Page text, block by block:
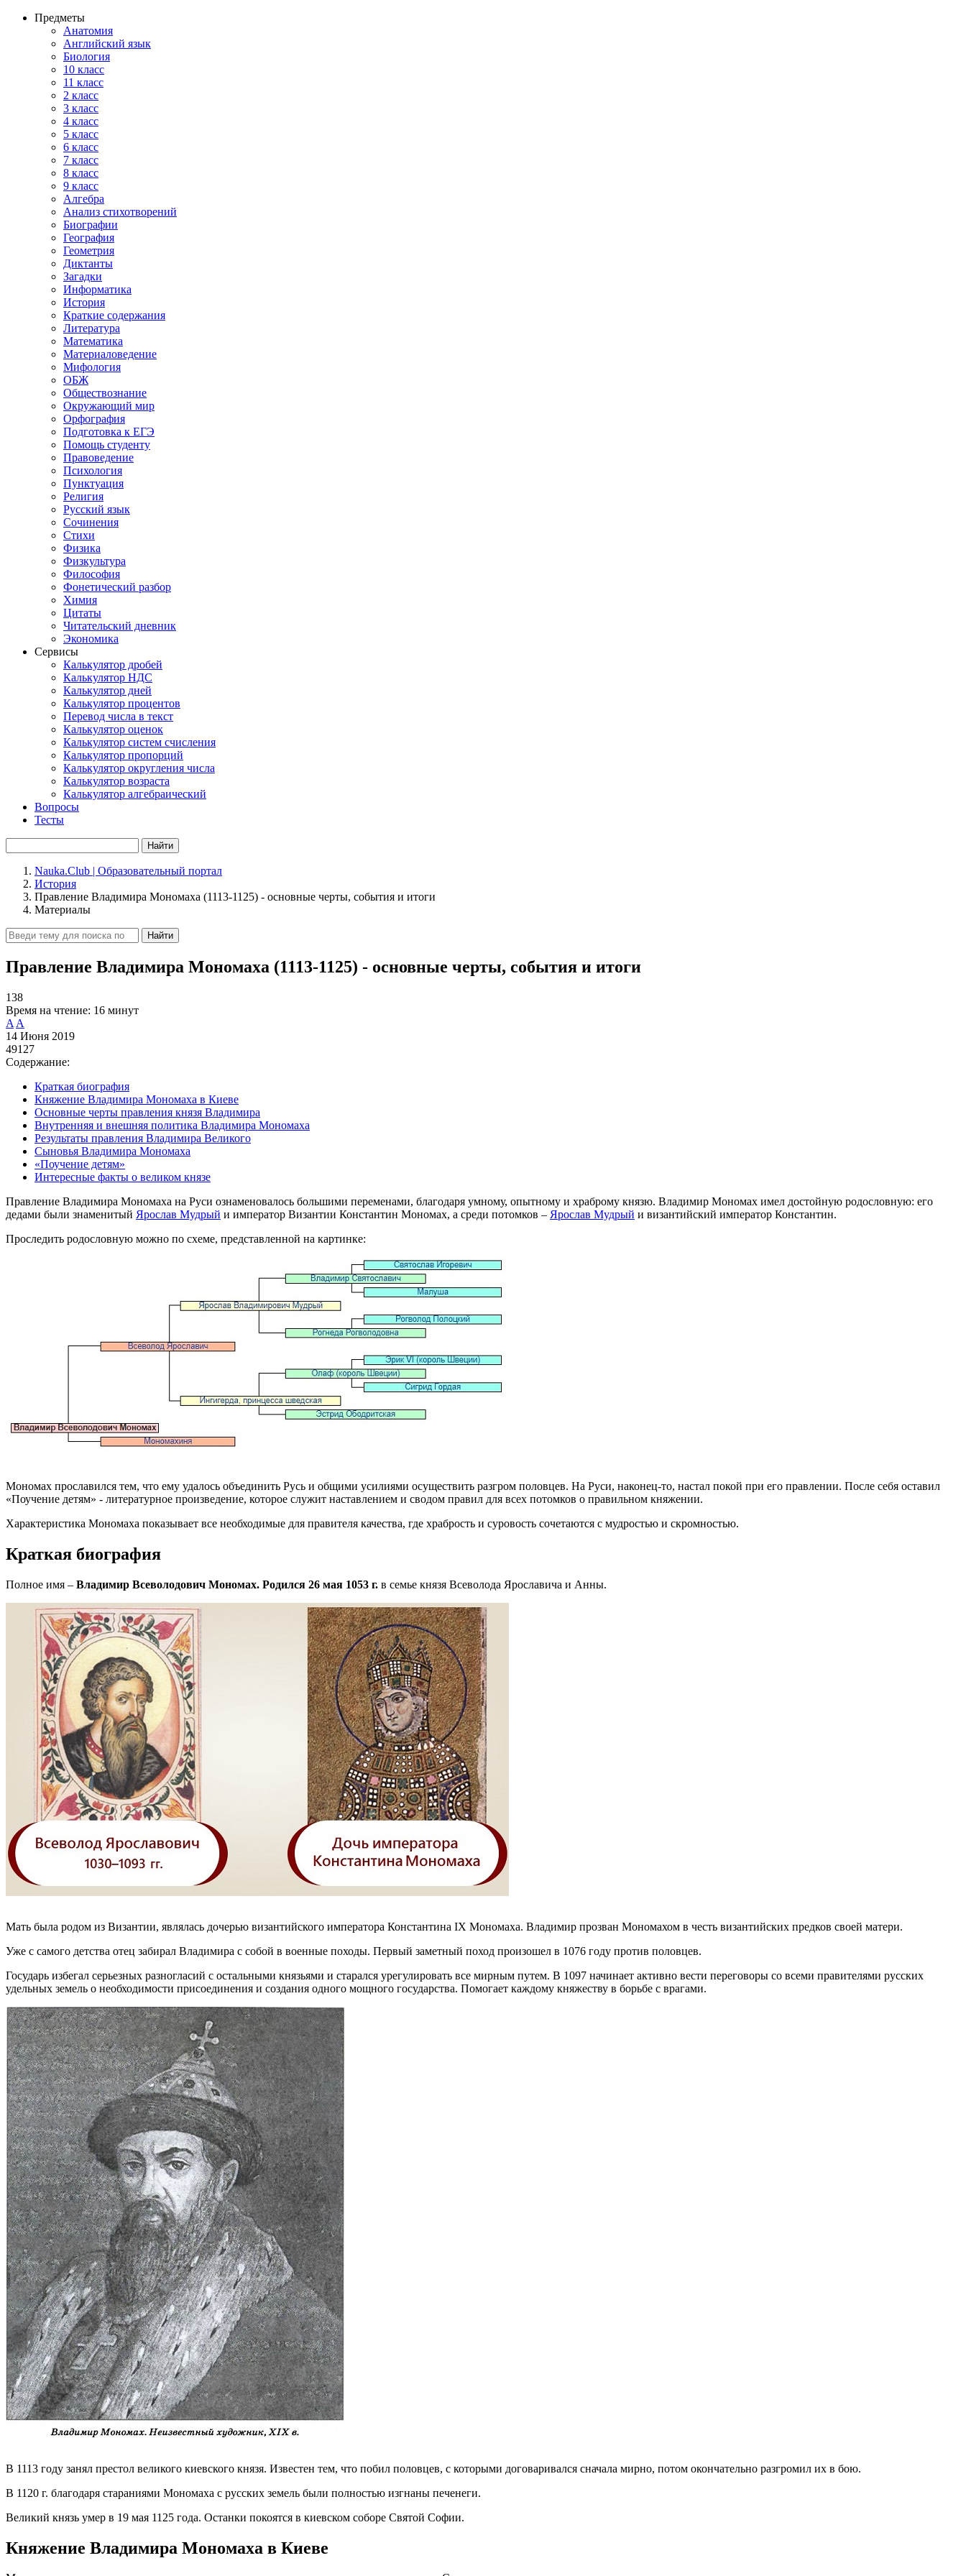
Предметы
Анатомия
Английский язык
Биология
10 класс
11 класс
2 класс
3 класс
4 класс
5 класс
6 класс
7 класс
8 класс
9 класс
Алгебра
Анализ стихотворений
Биографии
География
Геометрия
Диктанты
Загадки
Информатика
История
Краткие содержания
Литература
Математика
Материаловедение
Мифология
ОБЖ
Обществознание
Окружающий мир
Орфография
Подготовка к ЕГЭ
Помощь студенту
Правоведение
Психология
Пунктуация
Религия
Русский язык
Сочинения
Стихи
Физика
Физкультура
Философия
Фонетический разбор
Химия
Цитаты
Читательский дневник
Экономика
Сервисы
Калькулятор дробей
Калькулятор НДС
Калькулятор дней
Калькулятор процентов
Перевод числа в текст
Калькулятор оценок
Калькулятор систем счисления
Калькулятор пропорций
Калькулятор округления числа
Калькулятор возраста
Калькулятор алгебраический
Вопросы
Тесты
Найти
Nauka.Club | Образовательный портал
История
Правление Владимира Мономаха (1113-1125) - основные черты, события и итоги
Материалы
Найти
Правление Владимира Мономаха (1113-1125) - основные черты, события и итоги
138
Время на чтение: 16 минут
A A
14 Июня 2019
49127
Содержание:
Краткая биография
Княжение Владимира Мономаха в Киеве
Основные черты правления князя Владимира
Внутренняя и внешняя политика Владимира Мономаха
Результаты правления Владимира Великого
Сыновья Владимира Мономаха
«Поучение детям»
Интересные факты о великом князе
Правление Владимира Мономаха на Руси ознаменовалось большими переменами, благодаря умному, опытному и храброму князю. Владимир Мономах имел достойную родословную: его
дедами были знаменитый Ярослав Мудрый и император Византии Константин Мономах, а среди потомков – Ярослав Мудрый и византийский император Константин.
Проследить родословную можно по схеме, представленной на картинке:
Мономах прославился тем, что ему удалось объединить Русь и общими усилиями осуществить разгром половцев. На Руси, наконец-то, настал покой при его правлении. После себя оставил
«Поучение детям» - литературное произведение, которое служит наставлением и сводом правил для всех потомков о правильном княжении.
Характеристика Мономаха показывает все необходимые для правителя качества, где храбрость и суровость сочетаются с мудростью и скромностью.
Краткая биография
Полное имя – Владимир Всеволодович Мономах. Родился 26 мая 1053 г. в семье князя Всеволода Ярославича и Анны.
Мать была родом из Византии, являлась дочерью византийского императора Константина IX Мономаха. Владимир прозван Мономахом в честь византийских предков своей матери.
Уже с самого детства отец забирал Владимира с собой в военные походы. Первый заметный поход произошел в 1076 году против половцев.
Государь избегал серьезных разногласий с остальными князьями и старался урегулировать все мирным путем. В 1097 начинает активно вести переговоры со всеми правителями русских
удельных земель о необходимости присоединения и создания одного мощного государства. Помогает каждому княжеству в борьбе с врагами.
В 1113 году занял престол великого киевского князя. Известен тем, что побил половцев, с которыми договаривался сначала мирно, потом окончательно разгромил их в бою.
В 1120 г. благодаря стараниями Мономаха с русских земель были полностью изгнаны печенеги.
Великий князь умер в 19 мая 1125 года. Останки покоятся в киевском соборе Святой Софии.
Княжение Владимира Мономаха в Киеве